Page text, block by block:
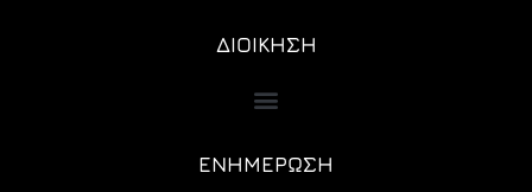
ΔΙΟΙΚΗΣΗ
ΕΝΗΜΕΡΩΣΗ